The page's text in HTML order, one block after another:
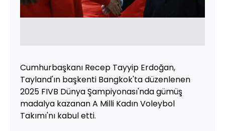
Cumhurbaşkanı Recep Tayyip Erdoğan,
Tayland'ın başkenti Bangkok'ta düzenlenen
2025 FIVB Dünya Şampiyonası'nda gümüş
madalya kazanan A Milli Kadın Voleybol
Takımı'nı kabul etti.